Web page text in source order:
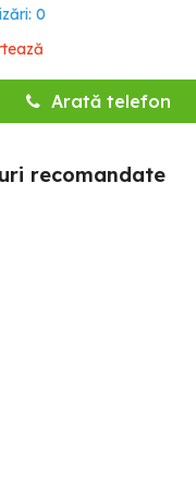
0
Arată telefon
recomandate